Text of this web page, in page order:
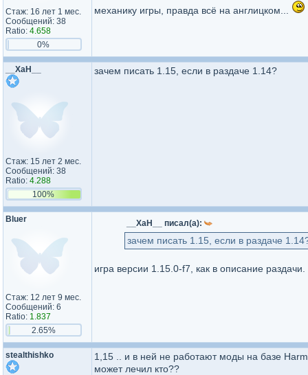
Стаж: 16 лет 1 мес.
Сообщений: 38
Ratio: 4.658
0%
механику игры, правда всё на англицком...
__ХаН__
Стаж: 15 лет 2 мес.
Сообщений: 38
Ratio: 4.288
100%
зачем писать 1.15, если в раздаче 1.14?
Bluer
Стаж: 12 лет 9 мес.
Сообщений: 6
Ratio: 1.837
2.65%
__ХаН__ писал(а):
зачем писать 1.15, если в раздаче
игра версии 1.15.0-f7, как в описание
stealthishko
1,15 .. и в ней не работают моды на базе
может лечил кто??